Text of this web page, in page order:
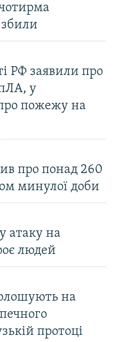
РФ заявили про
у
пожежу на
про понад 260
минулої доби
атаку на
людей
на
протоці